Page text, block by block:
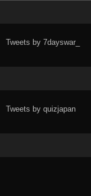
Tweets by 7dayswar_
Tweets by quizjapan